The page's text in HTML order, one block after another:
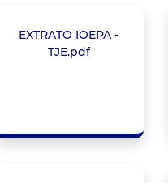
EXTRATO IOEPA -
TJE.pdf